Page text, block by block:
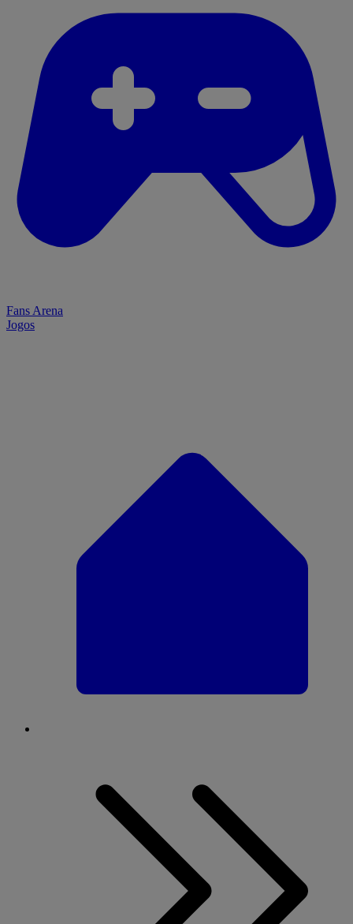
Fans Arena
Jogos